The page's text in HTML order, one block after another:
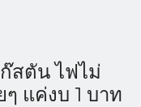
สตัน ไฟไม่
ๆ แค่งบ 1 บาท